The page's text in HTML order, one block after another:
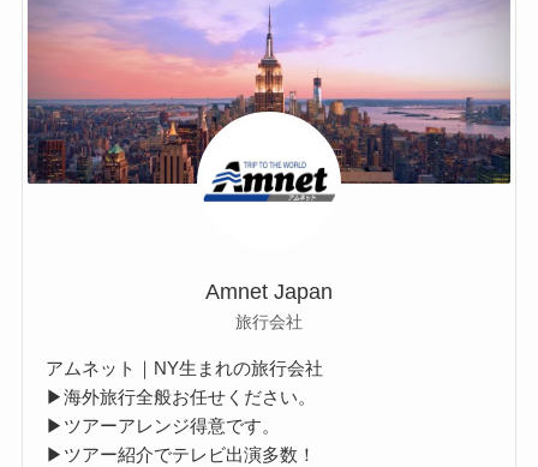
Amnet Japan
旅行会社
アムネット｜NY生まれの旅行会社
▶海外旅行全般お任せください。
▶ツアーアレンジ得意です。
▶ツアー紹介でテレビ出演多数！